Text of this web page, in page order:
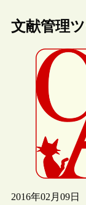
文献管理
2016年02月09日